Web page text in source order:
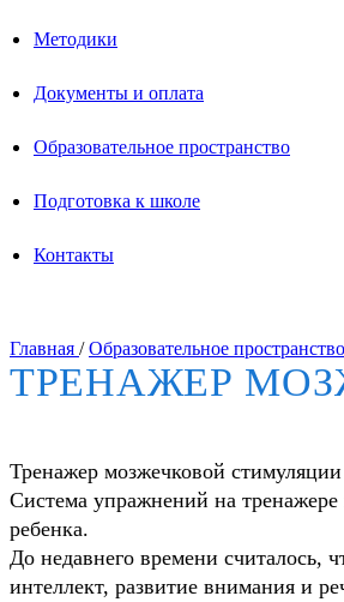
Методики
Документы и оплата
Образовательное пространство
Подготовка к школе
Контакты
Главная / Образовательное пространство
ТРЕНАЖЕР
Тренажер мозжечковой
Система упражнений на
ребенка.
До недавнего времени считалось,
интеллект, развитие внимания и